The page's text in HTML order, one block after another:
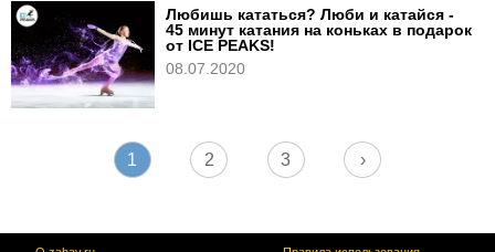
Любишь кататься? Люби и катайся -
45 минут катания на коньках в подарок
от ICE PEAKS!
08.07.2020
1 2 3 ›